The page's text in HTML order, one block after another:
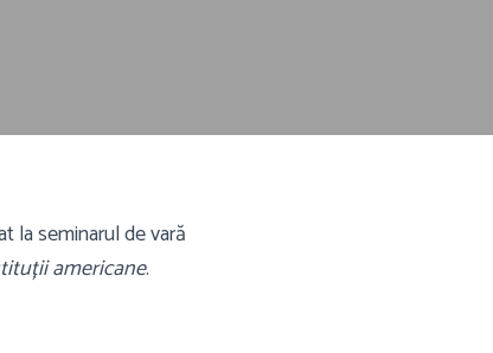
la seminarul de vară
americane.